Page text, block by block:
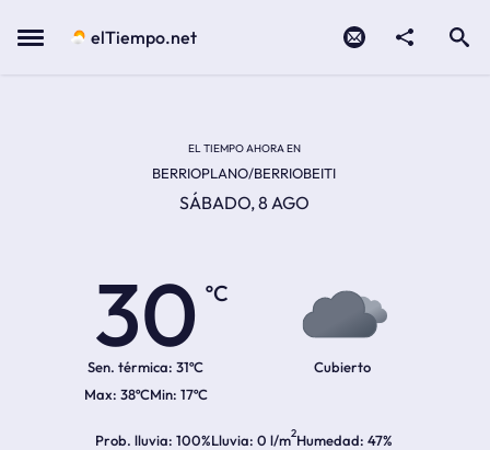
Menu elTiempo.net
EL TIEMPO AHORA EN
BERRIOPLANO/BERRIOBEITI
SÁBADO, 8 AGO
30
ºC
Sen. térmica: 31ºC
38ºC 17ºC
Cubierto
Prob. lluvia 100%Lluvia 0 l/m2Humedad 47%